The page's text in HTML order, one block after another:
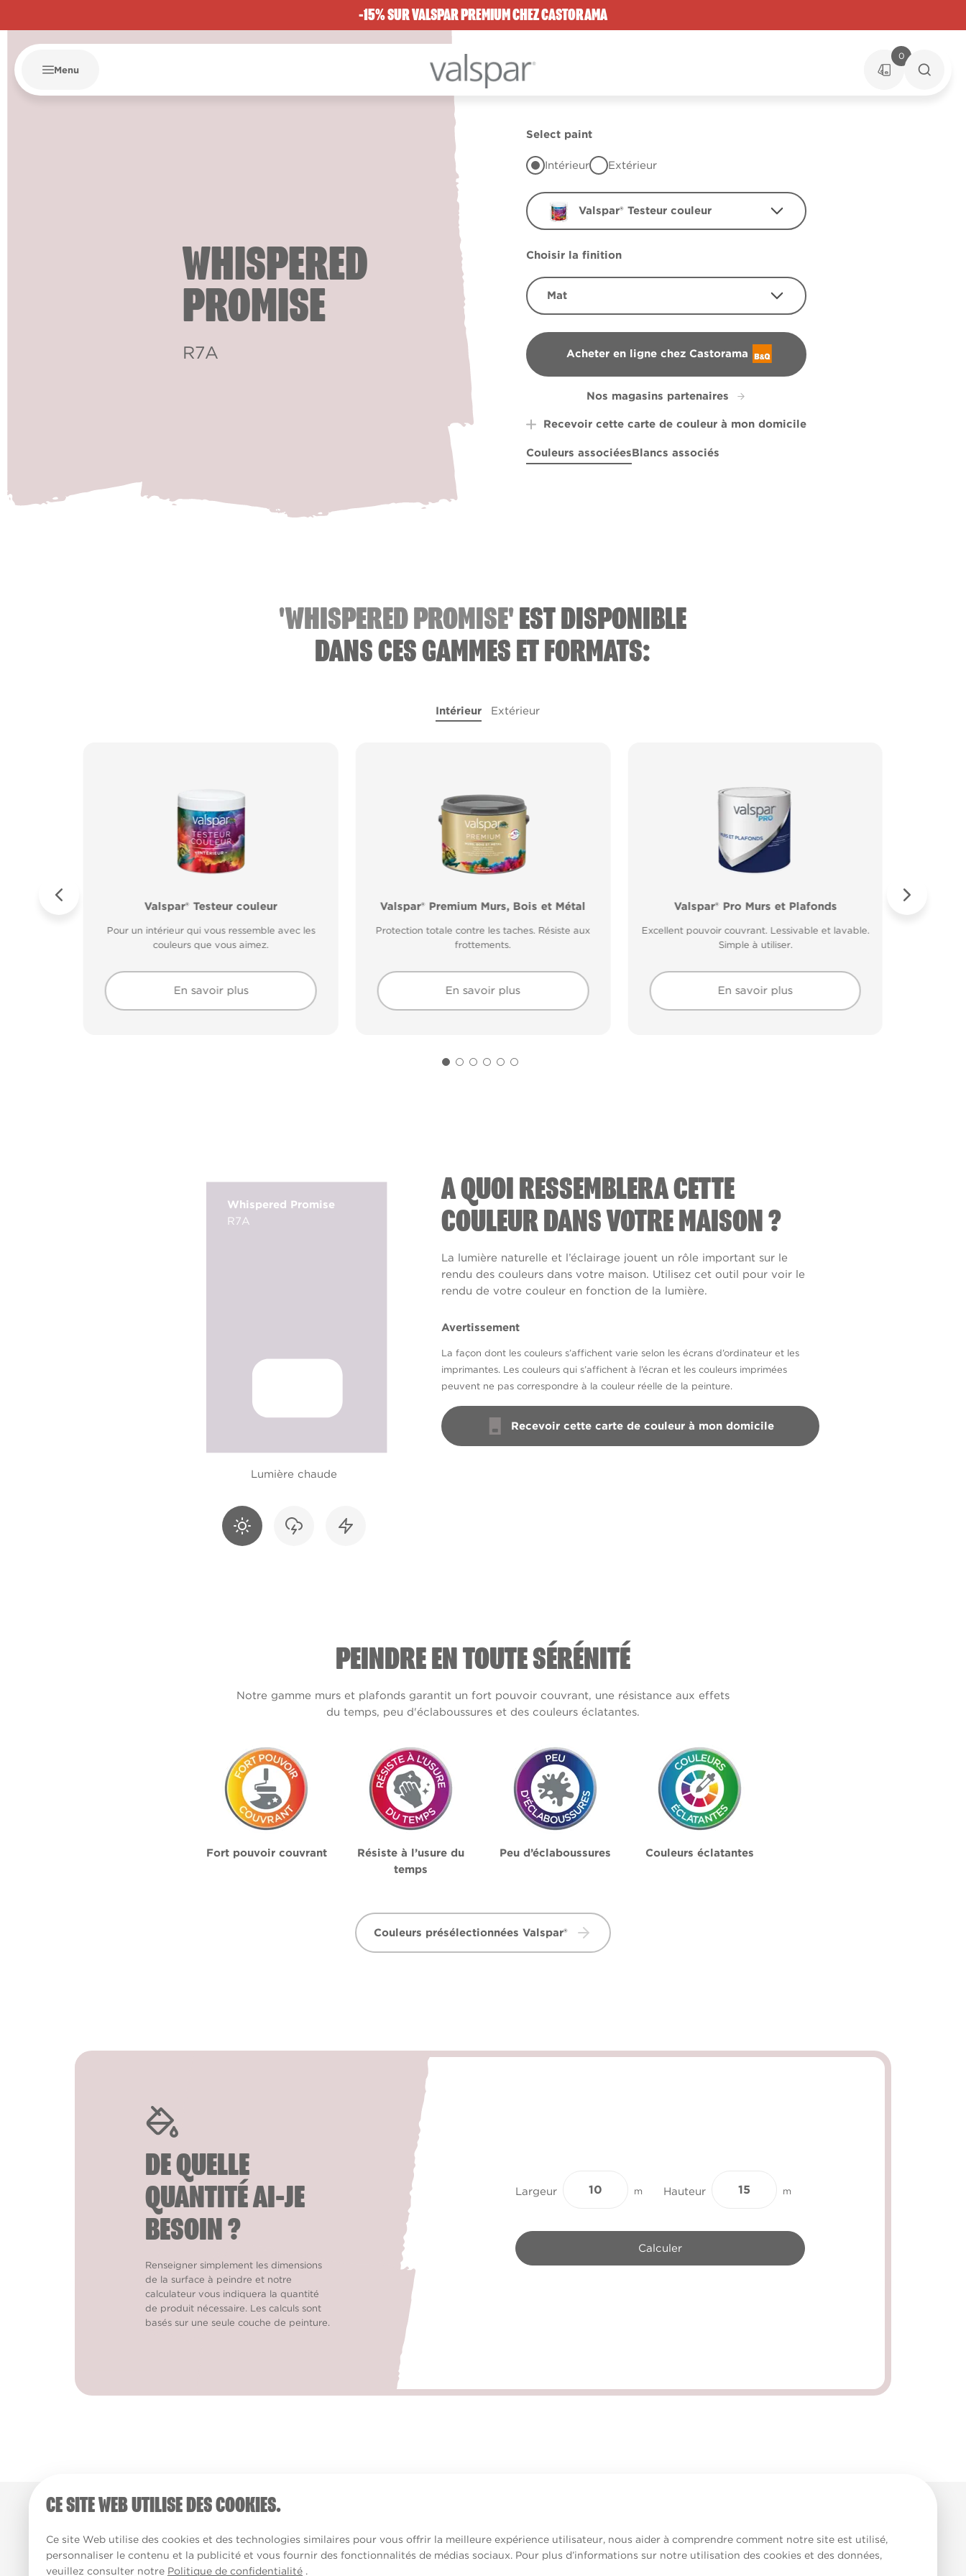
CE SITE WEB UTILISE DES COOKIES.
Ce site Web utilise des cookies et des technologies similaires pour vous offrir la meilleure expérience utilisateur, nous aider à comprendre comment notre site est utilisé,
personnaliser le contenu et la publicité et vous fournir des fonctionnalités de médias sociaux. Pour plus d’informations sur notre utilisation des cookies et des données,
veuillez consulter notre Politique de confidentialité .
-15% SUR VALSPAR PREMIUM CHEZ CASTORAMA
Menu
0
WHISPERED
PROMISE
R7A
Select paint
Intérieur Extérieur
Valspar® Testeur couleur
Choisir la finition
Mat
Acheter en ligne chez Castorama
B&Q
Nos magasins partenaires
Recevoir cette carte de couleur à mon domicile
Couleurs associéesBlancs associés
'WHISPERED PROMISE'EST DISPONIBLE
DANS CES GAMMES ET FORMATS:
Intérieur Extérieur
Valspar® Testeur couleur
Pour un intérieur qui vous ressemble avec les
couleurs que vous aimez.
En savoir plus
Valspar® Premium Murs, Bois et Métal
Protection totale contre les taches. Résiste aux
frottements.
En savoir plus
Valspar® Pro Murs et Plafonds
Excellent pouvoir couvrant. Lessivable et lavable.
Simple à utiliser.
En savoir plus
Valspar® Pro Extérieur Boiseries et Métal
Résiste aux fissures et à l’écaillage. Résiste aux
intempéries.
Valspar® Pro Peinture Façade Toutes
Application idéale entre 2°C et 15°C de
Valspar® Pro Peinture Façade
Microporeuse et respirante. Résiste à la pluie 30
minutes après application.
Whispered Promise
R7A
Lumière chaude
A QUOI RESSEMBLERA CETTE
COULEUR DANS VOTRE MAISON ?
La lumière naturelle et l’éclairage jouent un rôle important sur le
rendu des couleurs dans votre maison. Utilisez cet outil pour voir le
rendu de votre couleur en fonction de la lumière.
Avertissement
La façon dont les couleurs s’affichent varie selon les écrans d’ordinateur et les
imprimantes. Les couleurs qui s’affichent à l’écran et les couleurs imprimées
peuvent ne pas correspondre à la couleur réelle de la peinture.
Recevoir cette carte de couleur à mon domicile
PEINDRE EN TOUTE SÉRÉNITÉ
Notre gamme murs et plafonds garantit un fort pouvoir couvrant, une résistance aux effets
du temps, peu d'éclaboussures et des couleurs éclatantes.
Fort pouvoir couvrant
Résiste à l’usure du
temps
Peu d’éclaboussures Couleurs éclatantes
Couleurs présélectionnées Valspar®
DE QUELLE
QUANTITÉ AI-JE
BESOIN ?
Renseigner simplement les dimensions
de la surface à peindre et notre
calculateur vous indiquera la quantité
de produit nécessaire. Les calculs sont
basés sur une seule couche de peinture.
Largeur m Hauteur m